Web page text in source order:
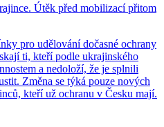
Útěk před mobilizací přitom
pro udělování dočasné ochrany
ti, kteří podle ukrajinského
a nedoloží, že je splnili
Změna se týká pouze nových
kteří už ochranu v Česku mají.